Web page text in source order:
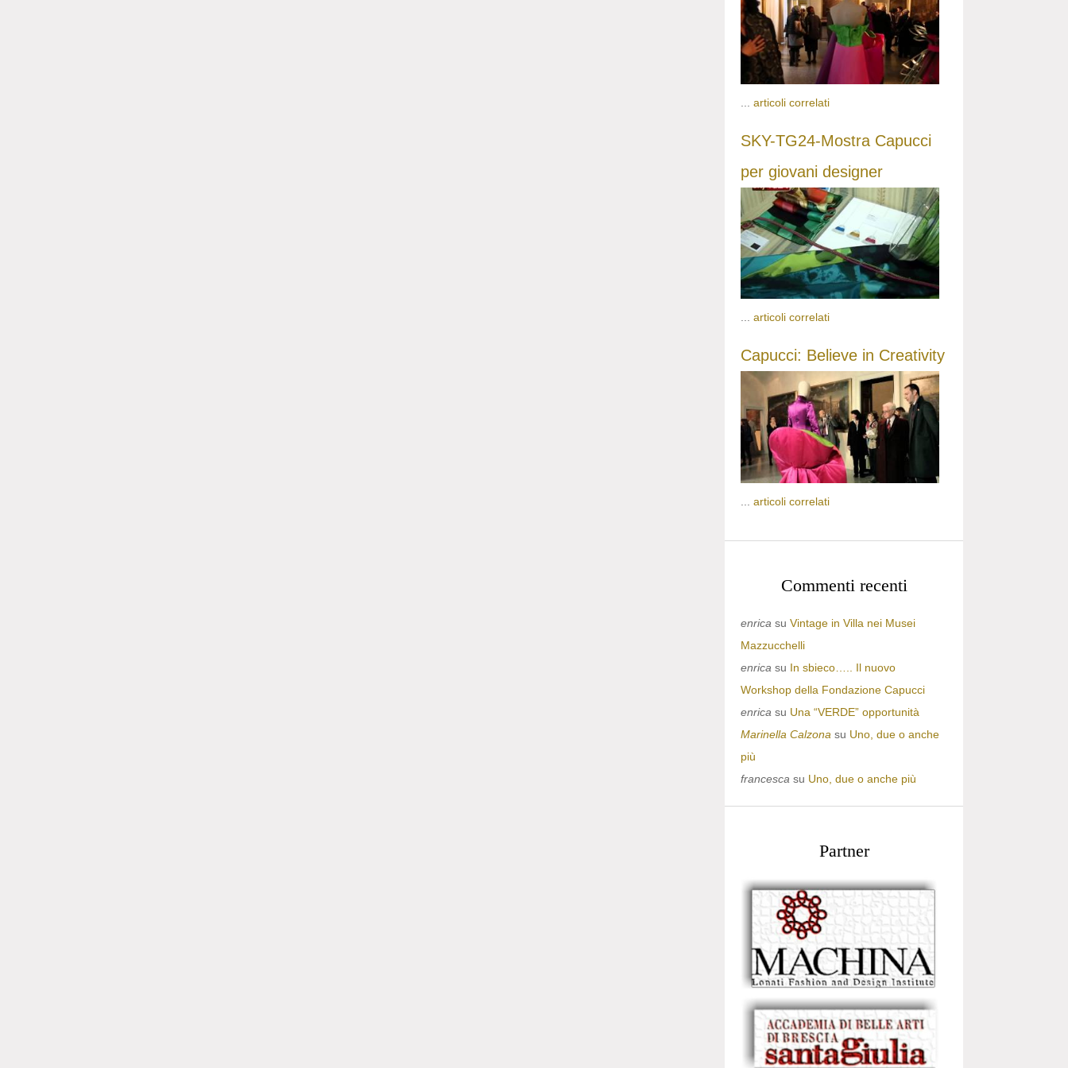
articoli correlati
SKY-TG24-Mostra Capucci
per giovani designer
... articoli correlati
Capucci: Believe in Creativity
articoli correlati
Commenti recenti
enrica su Vintage in Villa nei Musei
Mazzucchelli
enrica su In sbieco….. Il nuovo
Workshop della Fondazione Capucci
enrica su Una “VERDE” opportunità
Marinella Calzona su Uno, due o anche
più
francesca su Uno, due o anche più
Partner